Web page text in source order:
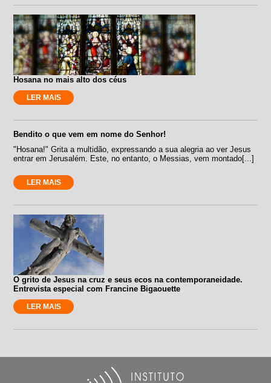
Hosana no mais alto dos céus
LER MAIS
Bendito o que vem em nome do Senhor!
"Hosana!" Grita a multidão, expressando a sua alegria ao ver Jesus
entrar em Jerusalém. Este, no entanto, o Messias, vem montado[...]
LER MAIS
O grito de Jesus na cruz e seus ecos na contemporaneidade.
Entrevista especial com Francine Bigaouette
LER MAIS